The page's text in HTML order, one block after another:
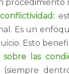
procedimiento
Es un
Esto
las
(siempre